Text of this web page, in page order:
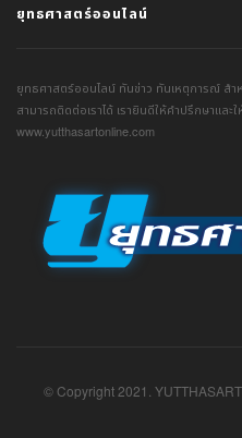
ยุทธศาสตร์ออนไลน์
ยุทธศาสตร์ออนไลน์ ทันข่าว ทันเหตุการณ์ ส
สามารถติดต่อเราได้ เรายินดีให้คำปรึกษาแล
www.yutthasartonline.com
© Copyright 2021.